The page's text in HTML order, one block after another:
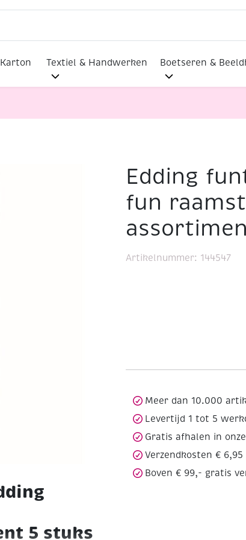
Textiel & Handwerken Boetseren &
funtastics window fun raamstiften, assortiment 5
5 stuks
Edding
fun
Artikelnummer: 144547
Meer dan 10.000
Levertijd 1 tot 5
Gratis afhalen in
Verzendkosten € 6,95
Boven € 99,- gratis